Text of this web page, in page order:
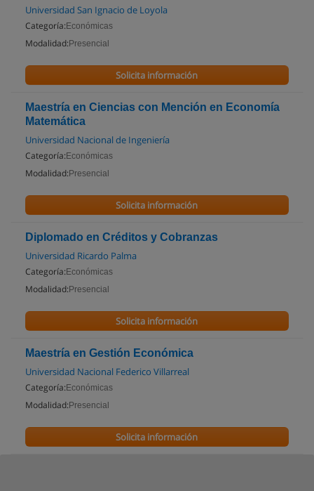
Universidad San Ignacio de Loyola
Categoría: Económicas
Modalidad: Presencial
Solicita información
Maestría en Ciencias con Mención en Economía
Matemática
Universidad Nacional de Ingeniería
Categoría: Económicas
Modalidad: Presencial
Solicita información
Diplomado en Créditos y Cobranzas
Universidad Ricardo Palma
Categoría: Económicas
Modalidad: Presencial
Solicita información
Maestría en Gestión Económica
Universidad Nacional Federico Villarreal
Categoría: Económicas
Modalidad: Presencial
Solicita información